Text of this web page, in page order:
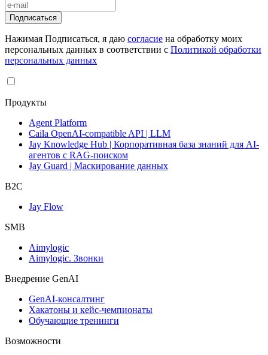
Подписаться
Нажимая Подписаться, я даю согласие на обработку моих
персональных данных в соответствии с Политикой обработки
персональных данных
Продукты
Agent Platform
Caila OpenAI-compatible API | LLM
Jay Knowledge Hub | Корпоративная база знаний для AI-
агентов с RAG-поиском
Jay Guard | Маскирование данных
B2C
Jay Flow
SMB
Aimylogic
Aimylogic. Звонки
Внедрениe GenAI
GenAI-консалтинг
Хакатоны и кейс-чемпионаты
Обучающие тренинги
Возможности